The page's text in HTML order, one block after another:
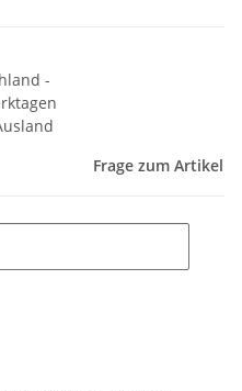
-
Frage zum Artikel